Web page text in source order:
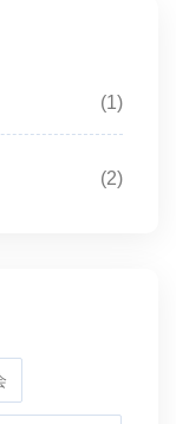
(1)
(2)